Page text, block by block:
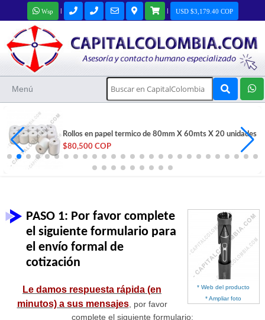
Wsp | | USD $3,179.40 COP
Menú
Rollos en papel termico de 80mm X 60mts X 20 unidades
$80,500 COP
* Web del producto
* Ampliar foto
PASO 1: Por favor complete
el siguiente formulario para
el envío formal de
cotización
Le damos respuesta rápida (en
minutos) a sus mensajes, por favor
complete el siguiente formulario: